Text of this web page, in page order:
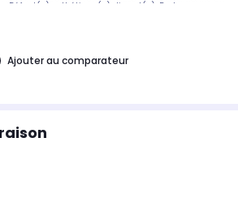
Défaut(s) esthétique(s) discret(s). Du beau sans
malheureusement pas honorer les
de reprise d'un ancien produit.
Ajouter au comparateur